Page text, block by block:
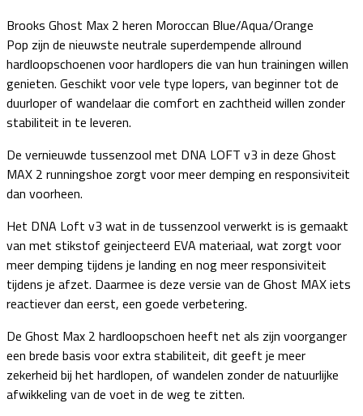
Brooks Ghost Max 2 heren Moroccan Blue/Aqua/Orange
Pop zijn de nieuwste neutrale superdempende allround
hardloopschoenen voor hardlopers die van hun trainingen willen
genieten. Geschikt voor vele type lopers, van beginner tot de
duurloper of wandelaar die comfort en zachtheid willen zonder
stabiliteit in te leveren.
De vernieuwde tussenzool met DNA LOFT v3 in deze Ghost
MAX 2 runningshoe zorgt voor meer demping en responsiviteit
dan voorheen.
Het DNA Loft v3 wat in de tussenzool verwerkt is is gemaakt
van met stikstof geinjecteerd EVA materiaal, wat zorgt voor
meer demping tijdens je landing en nog meer responsiviteit
tijdens je afzet. Daarmee is deze versie van de Ghost MAX iets
reactiever dan eerst, een goede verbetering.
De Ghost Max 2 hardloopschoen heeft net als zijn voorganger
een brede basis voor extra stabiliteit, dit geeft je meer
zekerheid bij het hardlopen, of wandelen zonder de natuurlijke
afwikkeling van de voet in de weg te zitten.